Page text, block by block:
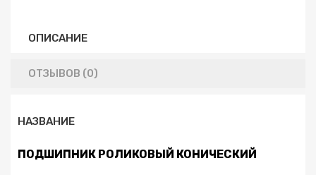
ОПИСАНИЕ
ОТЗЫВОВ (0)
НАЗВАНИЕ
ПОДШИПНИК РОЛИКОВЫЙ КОНИЧЕСКИЙ